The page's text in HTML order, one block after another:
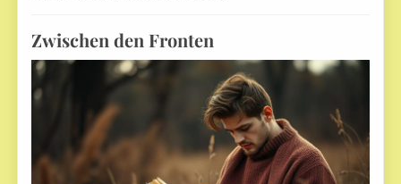
Zwischen den Fronten